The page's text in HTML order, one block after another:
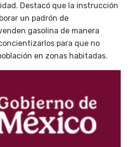
Destacó que la instrucción
un padrón de
gasolina de manera
para que no
en zonas habitadas.